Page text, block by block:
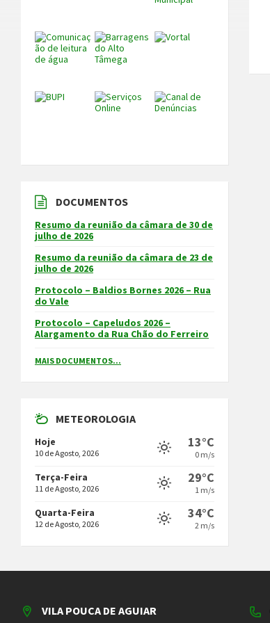
DOCUMENTOS
Resumo da reunião da câmara de 30 de
julho de 2026
Resumo da reunião da câmara de 23 de
julho de 2026
Protocolo – Baldios Bornes 2026 – Rua
do Vale
Protocolo – Capeludos 2026 –
Alargamento da Rua Chão do Ferreiro
MAIS DOCUMENTOS...
METEOROLOGIA
Hoje
10 de Agosto, 2026
13°C
0 m/s
Terça-Feira
11 de Agosto, 2026
29°C
1 m/s
Quarta-Feira
12 de Agosto, 2026
34°C
2 m/s
VILA POUCA DE AGUIAR